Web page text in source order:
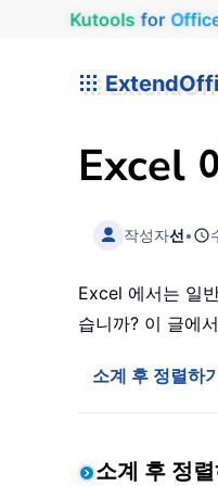
Kutools for
Excel
작성자선•
Excel 에서는 일
습니까? 이 글에
소계 후 정렬하
소계 후 정